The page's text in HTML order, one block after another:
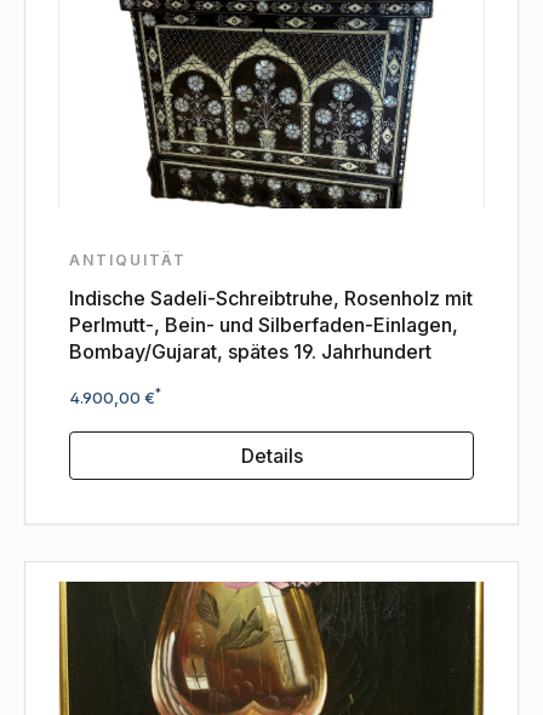
ANTIQUITÄT
Indische Sadeli-Schreibtruhe, Rosenholz mit
Perlmutt-, Bein- und Silberfaden-Einlagen,
Bombay/Gujarat, spätes 19. Jahrhundert
Regulärer Preis:
4.900,00 €*
Details